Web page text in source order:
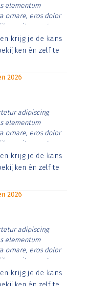
elementum
ornare, eros dolor
vitae erat.
id rutrum lorem
posuere.
krijg je de kans
én zelf te
2026
adipiscing
elementum
ornare, eros dolor
vitae erat.
id rutrum lorem
posuere.
krijg je de kans
én zelf te
2026
adipiscing
elementum
ornare, eros dolor
vitae erat.
id rutrum lorem
posuere.
krijg je de kans